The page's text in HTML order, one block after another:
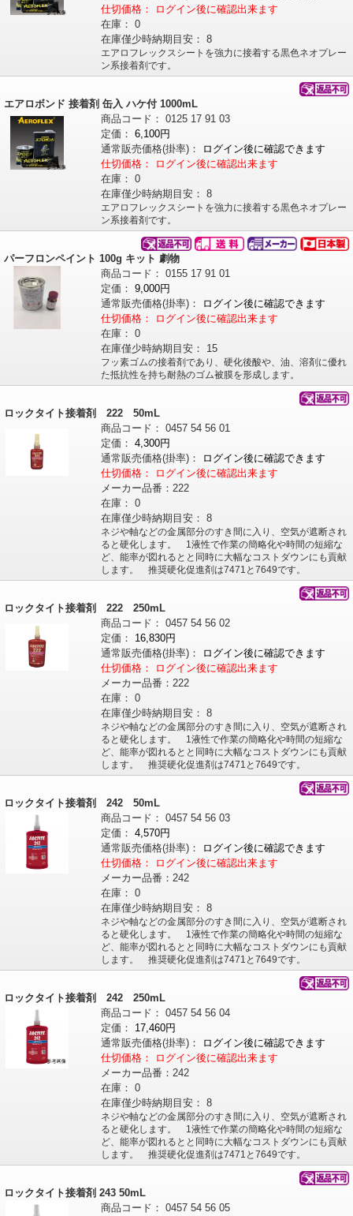
仕切価格：
ログイン後に確認出来ます
在庫： 0
在庫僅少時納期目安： 8
エアロフレックスシートを強力に接着する黒色ネオプレー
ン系接着剤です。
エアロボンド 接着剤 缶入 ハケ付 1000mL
商品コード： 0125 17 91 03
定価： 6,100円
通常販売価格(掛率)：
ログイン後に確認できます
仕切価格：
ログイン後に確認出来ます
在庫： 0
在庫僅少時納期目安： 8
エアロフレックスシートを強力に接着する黒色ネオプレー
ン系接着剤です。
パーフロンペイント 100g キット 劇物
商品コード： 0155 17 91 01
定価： 9,000円
通常販売価格(掛率)：
ログイン後に確認できます
仕切価格：
ログイン後に確認出来ます
在庫： 0
在庫僅少時納期目安：
15
フッ素ゴムの接着剤であり、硬化後酸や、油、溶剤に優れ
た抵抗性を持ち耐熱のゴム被膜を形成します。
ロックタイト接着剤 222 50mL
商品コード： 0457 54 56 01
定価： 4,300円
通常販売価格(掛率)：
ログイン後に確認できます
仕切価格：
ログイン後に確認出来ます
メーカー品番： 222
在庫： 0
在庫僅少時納期目安： 8
ネジや軸などの金属部分のすき間に入り、空気が遮断され
ると硬化します。 1液性で作業の簡略化や時間の短縮な
ど、能率が図れるとと同時に大幅なコストダウンにも貢献
します。 推奨硬化促進剤は7471と7649です。
ロックタイト接着剤 222 250mL
商品コード： 0457 54 56 02
定価：
16,830円
通常販売価格(掛率)：
ログイン後に確認できます
仕切価格：
ログイン後に確認出来ます
メーカー品番： 222
在庫： 0
在庫僅少時納期目安： 8
ネジや軸などの金属部分のすき間に入り、空気が遮断され
ると硬化します。 1液性で作業の簡略化や時間の短縮な
ど、能率が図れるとと同時に大幅なコストダウンにも貢献
します。 推奨硬化促進剤は7471と7649です。
ロックタイト接着剤 242 50mL
商品コード： 0457 54 56 03
定価： 4,570円
通常販売価格(掛率)：
ログイン後に確認できます
仕切価格：
ログイン後に確認出来ます
メーカー品番： 242
在庫： 0
在庫僅少時納期目安： 8
ネジや軸などの金属部分のすき間に入り、空気が遮断され
ると硬化します。 1液性で作業の簡略化や時間の短縮な
ど、能率が図れるとと同時に大幅なコストダウンにも貢献
します。 推奨硬化促進剤は7471と7649です。
ロックタイト接着剤 242 250mL
商品コード： 0457 54 56 04
定価：
17,460円
通常販売価格(掛率)：
ログイン後に確認できます
仕切価格：
ログイン後に確認出来ます
メーカー品番： 242
在庫： 0
在庫僅少時納期目安： 8
ネジや軸などの金属部分のすき間に入り、空気が遮断され
ると硬化します。 1液性で作業の簡略化や時間の短縮な
ど、能率が図れるとと同時に大幅なコストダウンにも貢献
します。 推奨硬化促進剤は7471と7649です。
ロックタイト接着剤 243 50mL
商品コード： 0457 54 56 05